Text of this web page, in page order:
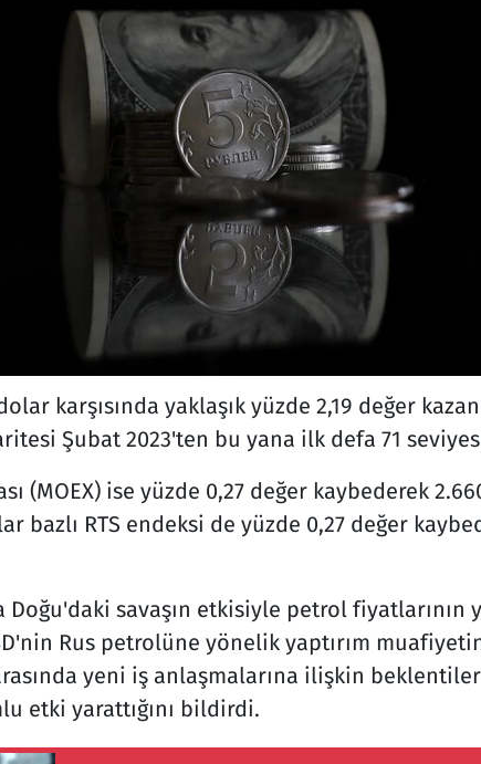
karşısında yaklaşık yüzde 2,19 değer
Şubat 2023'ten bu yana ilk defa 71
(MOEX) ise yüzde 0,27 değer kaybederek
bazlı RTS endeksi de yüzde 0,27 değer
Doğu'daki savaşın etkisiyle petrol fiyatlarının
Rus petrolüne yönelik yaptırım
yeni iş anlaşmalarına ilişkin
etki yarattığını bildirdi.